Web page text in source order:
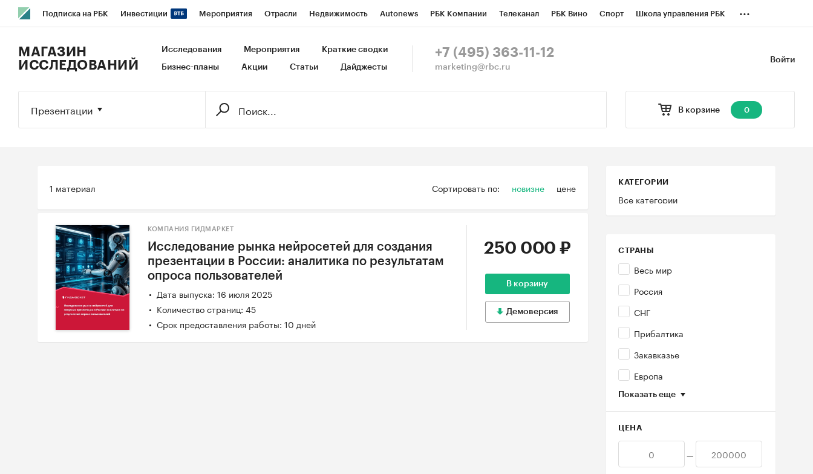
Подписка на РБК Инвестиции Мероприятия Отрасли Недвижимость Autonews РБК Компании Телеканал РБК Вино Спорт Школа управления РБК
Исследования Кредитные рейтинги Франшизы Газета Спецпроекты СПб Конференции СПб Спецпроекты
...
Войти
МАГАЗИН
ИССЛЕДОВАНИЙ
Исследования Мероприятия Краткие сводки
Бизнес-планы Акции Статьи Дайджесты
+7 (495) 363-11-12
marketing@rbc.ru
В корзине 0
Презентации
Сортировать по: новизне цене
1 материал КАТЕГОРИИ
Все категории
СТРАНЫ
Весь мир
Россия
СНГ
Прибалтика
Закавказье
Европа
Показать еще
ЦЕНА
—
КОМПАНИЯ ГИДМАРКЕТ
Исследование рынка нейросетей для создания
презентации в России: аналитика по результатам
опроса пользователей
Дата выпуска: 16 июля 2025
Количество страниц: 45
Срок предоставления работы: 10 дней
250 000 ₽
В корзину
Демоверсия